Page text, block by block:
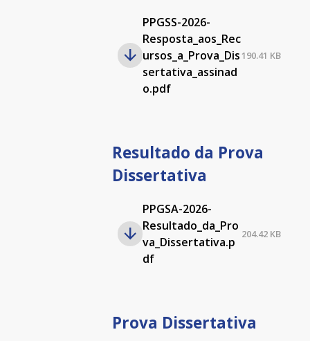
PPGSS-2026-
Resposta_aos_Rec
ursos_a_Prova_Dis
sertativa_assinad
o.pdf
190.41 KB
Resultado da Prova
Dissertativa
PPGSA-2026-
Resultado_da_Pro
va_Dissertativa.p
df
204.42 KB
Prova Dissertativa